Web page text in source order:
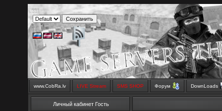
www.CobRa.lv LIVE Stream SMS SHOP Форум DownLoads
Личный кабинет Гость